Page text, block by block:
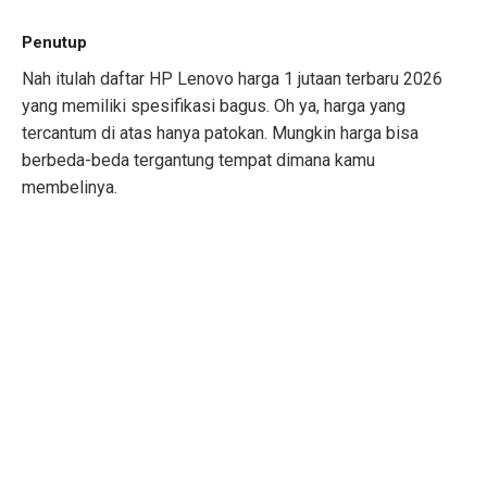
Penutup
Nah itulah daftar HP Lenovo harga 1 jutaan terbaru 2026
yang memiliki spesifikasi bagus. Oh ya, harga yang
tercantum di atas hanya patokan. Mungkin harga bisa
berbeda-beda tergantung tempat dimana kamu
membelinya.